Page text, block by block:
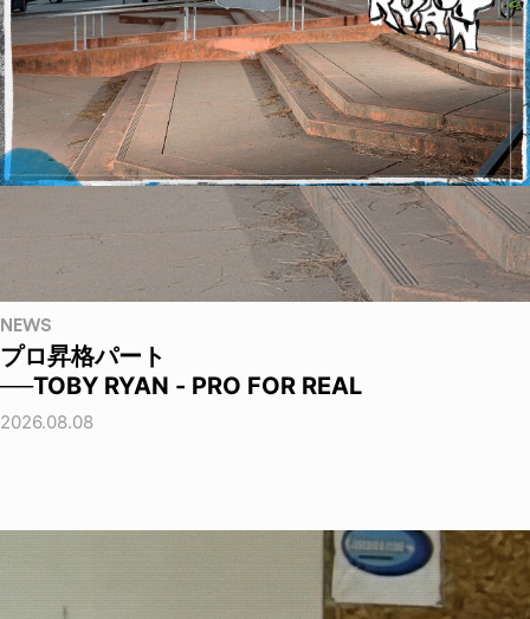
NEWS
プロ昇格パート
──TOBY RYAN - PRO FOR REAL
2026.08.08